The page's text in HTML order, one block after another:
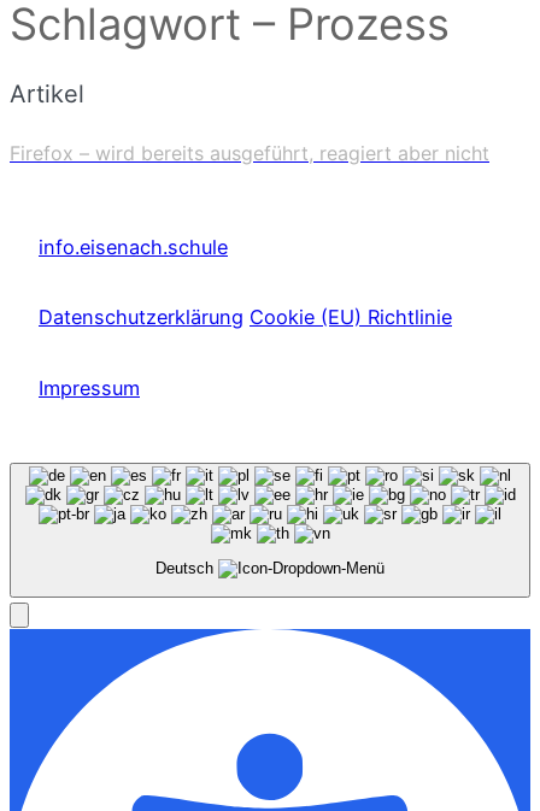
Schlagwort – Prozess
Artikel
Firefox – wird bereits ausgeführt, reagiert aber nicht
info.eisenach.schule
Datenschutzerklärung Cookie (EU) Richtlinie
Impressum
Deutsch